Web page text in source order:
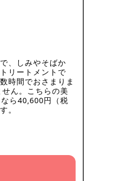
、しみやそばか
リートメントで
時間でおさまりま
ん。こちらの美
ら40,600円（税
。